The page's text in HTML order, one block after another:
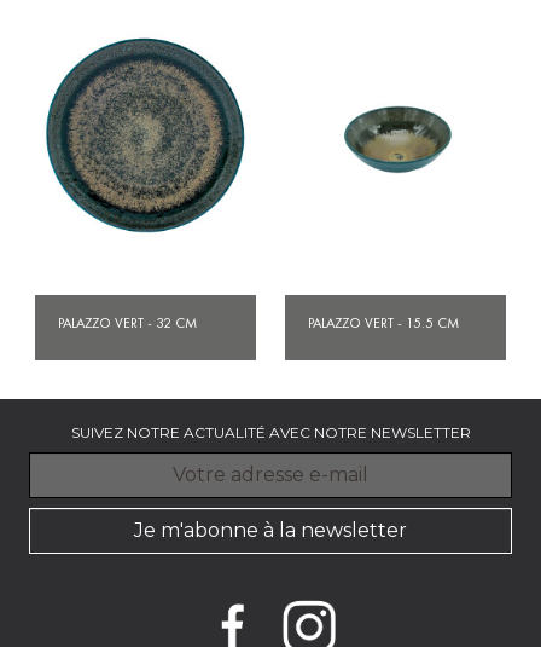
PALAZZO VERT - 32 CM PALAZZO VERT - 15.5 CM
SUIVEZ NOTRE ACTUALITÉ AVEC NOTRE NEWSLETTER
Je m'abonne à la newsletter